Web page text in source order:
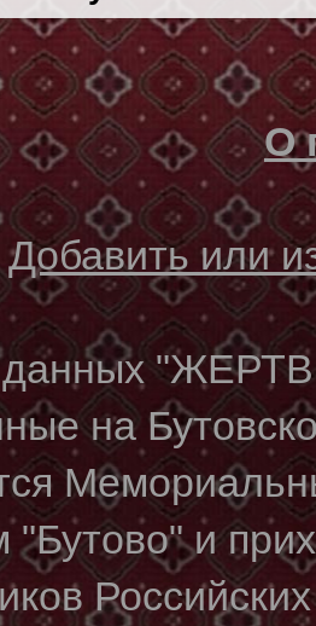
О
Добавить или
данных
на
"Бутово" и